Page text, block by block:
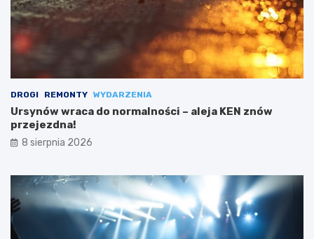
DROGI REMONTY WYDARZENIA
Ursynów wraca do normalności – aleja KEN znów
przejezdna!
8 sierpnia 2026